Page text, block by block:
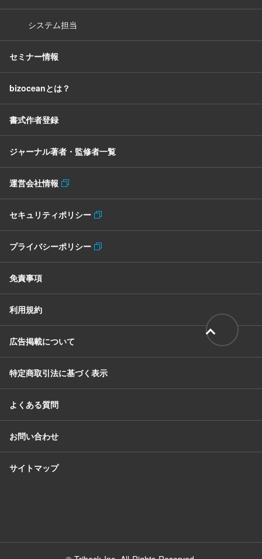
システム担当
セミナー情報
bizoceanとは？
書式作者登録
ジャーナル著者・監修者一覧
運営会社情報
セキュリティポリシー
プライバシーポリシー
免責事項
利用規約
広告掲載について
特定商取引法に基づく表示
よくある質問
お問い合わせ
サイトマップ